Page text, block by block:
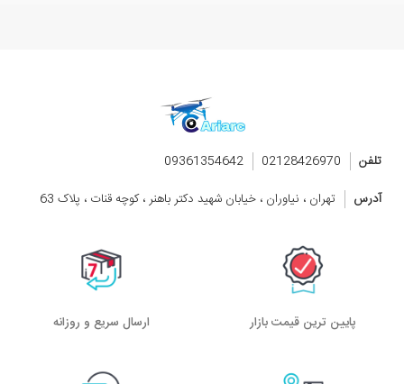
تلفن 02128426970
09361354642
آدرس
تهران ، نیاوران ، خیابان شهید دکتر باهنر ، کوچه قنات ، پلاک 63
پایین ترین قیمت بازار ارسال سریع و روزانه